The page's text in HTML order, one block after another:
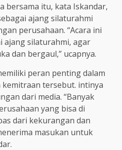
bersama itu, kata Iskandar,
ajang silaturahmi
perusahaan. “Acara ini
ajang silaturahmi, agar
dan bergaul,” ucapnya.
peran penting dalam
tersebut. intinya
dari media. “Banyak
yang bisa di
dari kekurangan dan
masukan untuk